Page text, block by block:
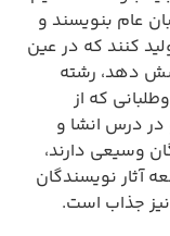
عام بنویسند و
کنند که در عین
دهد، رشته
که از
درس انشا و
وسیعی دارند،
آثار نویسندگان
نیز جذاب است.